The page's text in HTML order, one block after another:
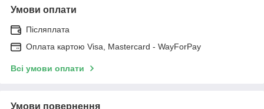
Умови оплати
Післяплата
Оплата картою Visa, Mastercard - WayForPay
Всі умови оплати
Умови повернення